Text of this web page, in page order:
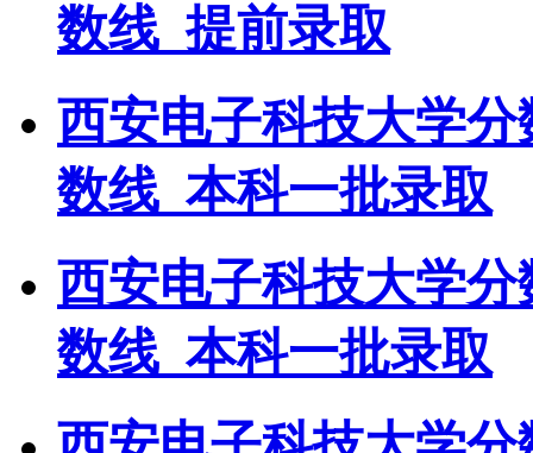
数线_提前录取
西安电子科技大学
数线_本科一批录取
西安电子科技大学
数线_本科一批录取